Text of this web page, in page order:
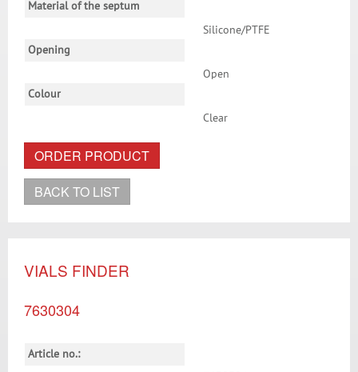
Material of the septum
Silicone/PTFE
Opening
Open
Colour
Clear
ORDER PRODUCT
BACK TO LIST
VIALS FINDER
7630304
Article no.: